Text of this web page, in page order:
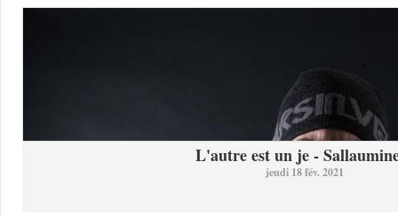
L'autre est un je -
jeudi 18 fév. 2021